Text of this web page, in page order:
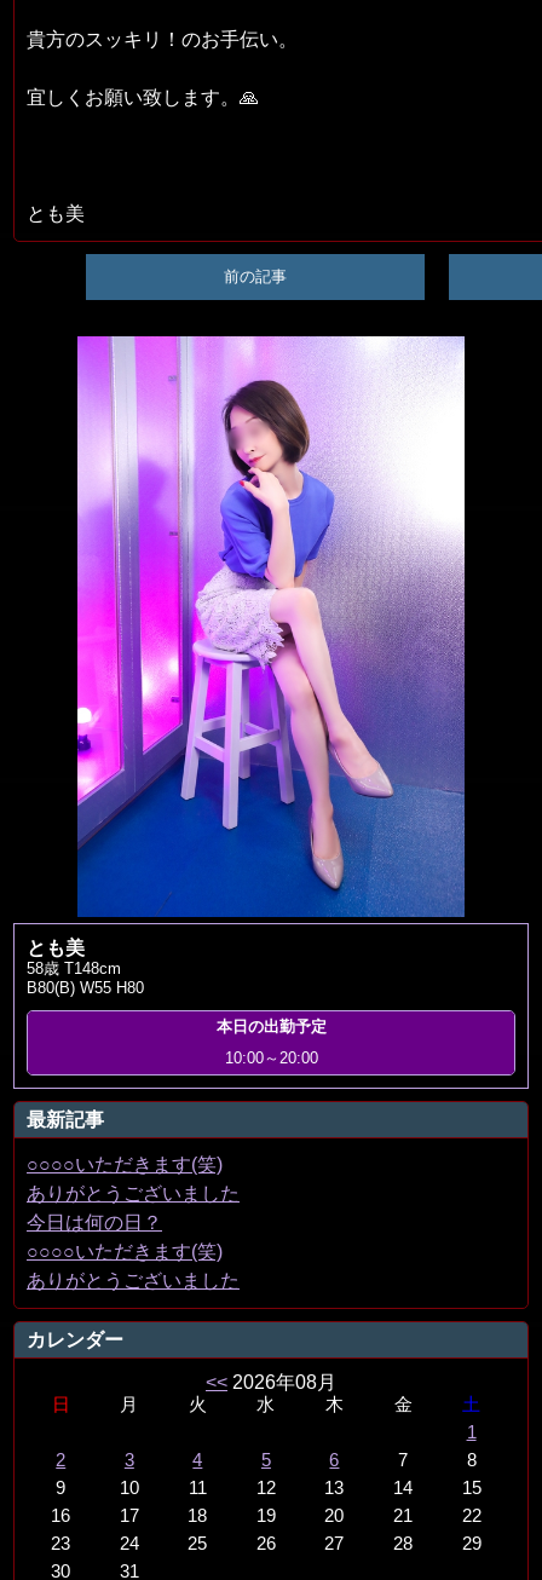
とも美
58歳 T148cm
B80(B) W55 H80
本日の出勤予定
10:00～20:00
最新記事
○○○○いただきます(笑)
ありがとうございました
今日は何の日？
○○○○いただきます(笑)
ありがとうございました
カレンダー
<< 2026年08月
日 月 火 水 木 金
土
1
2
3 4 5 6 7
8
9
10 11 12 13 14
15
16
17 18 19 20 21
22
23
24 25 26 27 28
29
30
31
貴方のスッキリ！のお手伝い。
宜しくお願い致します。🙏
とも美
前の記事